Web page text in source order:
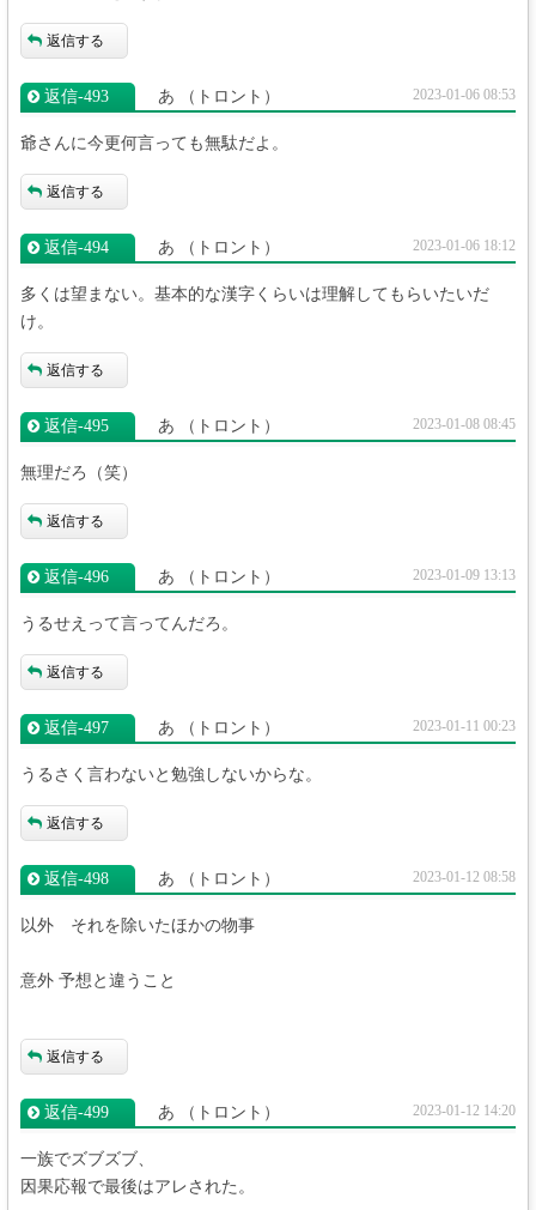
返信する
返信‐493 あ （トロント） 2023-01-06 08:53
爺さんに今更何言っても無駄だよ。
返信する
返信‐494 あ （トロント） 2023-01-06 18:12
多くは望まない。基本的な漢字くらいは理解してもらいたいだ
け。
返信する
返信‐495 あ （トロント） 2023-01-08 08:45
無理だろ（笑）
返信する
返信‐496 あ （トロント） 2023-01-09 13:13
うるせえって言ってんだろ。
返信する
返信‐497 あ （トロント） 2023-01-11 00:23
うるさく言わないと勉強しないからな。
返信する
返信‐498 あ （トロント） 2023-01-12 08:58
以外 それを除いたほかの物事
意外 予想と違うこと
返信する
返信‐499 あ （トロント） 2023-01-12 14:20
一族でズブズブ、
因果応報で最後はアレされた。